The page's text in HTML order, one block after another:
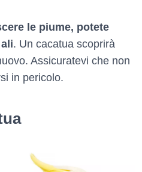
le piume, potete
. Un cacatua scoprirà
Assicuratevi che non
in pericolo.